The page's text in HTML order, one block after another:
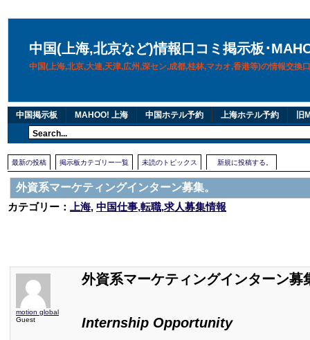
中国(上海,北京など)情報口コミ掲示板･
中国(上海,北京,大連,天津,広州,深セン,成都,桂林,マカオ,香港等)の情報交換
中国掲示板 MAHOO! 上海 中国ホテル予約 上海ホテル予約 旧
最新の投稿 掲示板カテゴリー一覧 未読のトピックス 新規に投稿する。
外資系マーケティングインターン募集。
カテゴリー：
上海, 中国仕事,転職,求人募集情報
motion global
Guest
外資系マーケティングインターン募
Internship Opportunity